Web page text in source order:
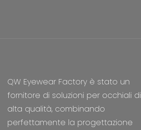
QW Eyewear Factory è stato un
fornitore di soluzioni per occhiali di
alta qualità, combinando
perfettamente la progettazione